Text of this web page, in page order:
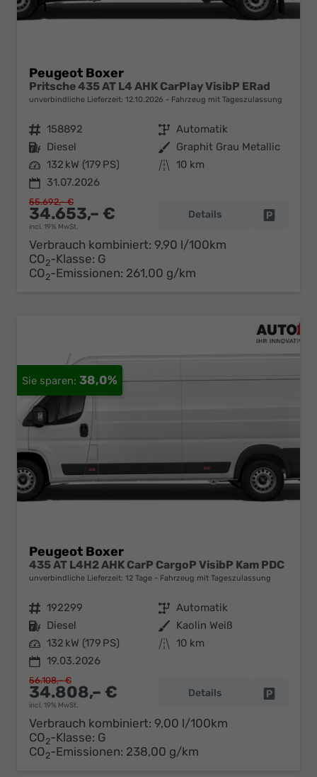
Peugeot Boxer
Pritsche 435 AT L4 AHK CarPlay VisibP ERad
unverbindliche Lieferzeit: 12.10.2026 Fahrzeug mit Tageszulassung
Fahrzeugnr. 158892 Getriebe Automatik
Kraftstoff Diesel Außenfarbe Graphit Grau Metallic
Leistung 132 kW (179 PS) Kilometerstand 10 km
31.07.2026
34.653,– €
incl. 19% MwSt.
55.692,– €
Details
Verbrauch kombiniert: 9,90 l/100km
CO2-Klasse: G
CO2-Emissionen: 261,00 g/km
38,0%
Peugeot Boxer
435 AT L4H2 AHK CarP CargoP VisibP Kam PDC
unverbindliche Lieferzeit: 12 Tage Fahrzeug mit Tageszulassung
Fahrzeugnr. 192299 Getriebe Automatik
Kraftstoff Diesel Außenfarbe Kaolin Weiß
Leistung 132 kW (179 PS) Kilometerstand 10 km
19.03.2026
34.808,– €
incl. 19% MwSt.
56.108,– €
Details
Verbrauch kombiniert: 9,00 l/100km
CO2-Klasse: G
CO2-Emissionen: 238,00 g/km